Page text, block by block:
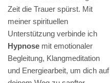
Zeit die Trauer spürst. Mit
meiner spirituellen
Unterstützung verbinde ich
Hypnose mit emotionaler
Begleitung, Klangmeditation
und Energiearbeit, um dich auf